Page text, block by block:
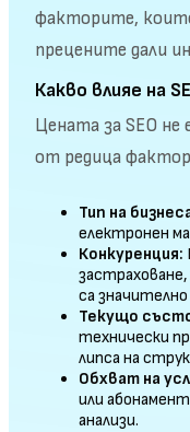
факторите,
прецените дали
Какво влияе на
Цената за SEO не
от редица
Тип на
електронен
Конкуренция:
са
Текущо
технически
липса на
Обхват на
или
анализи.